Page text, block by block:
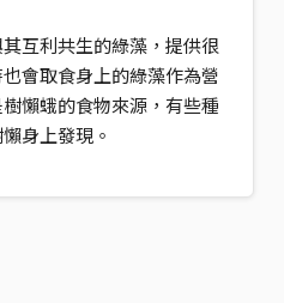
互利共生的綠藻，提供很
會取食身上的綠藻作為營
懶蛾的食物來源，有些種
身上發現。